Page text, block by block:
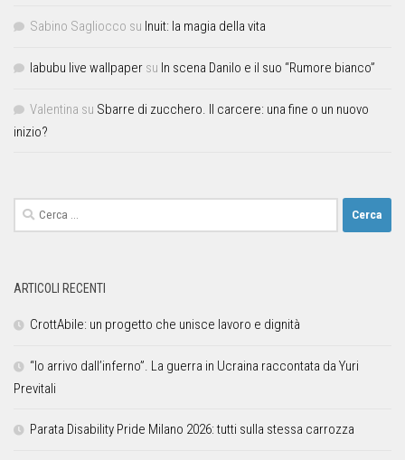
Sabino Sagliocco su Inuit: la magia della vita
labubu live wallpaper su In scena Danilo e il suo “Rumore bianco”
Valentina su Sbarre di zucchero. Il carcere: una fine o un nuovo
inizio?
ARTICOLI RECENTI
CrottAbile: un progetto che unisce lavoro e dignità
“Io arrivo dall’inferno”. La guerra in Ucraina raccontata da Yuri
Previtali
Parata Disability Pride Milano 2026: tutti sulla stessa carrozza